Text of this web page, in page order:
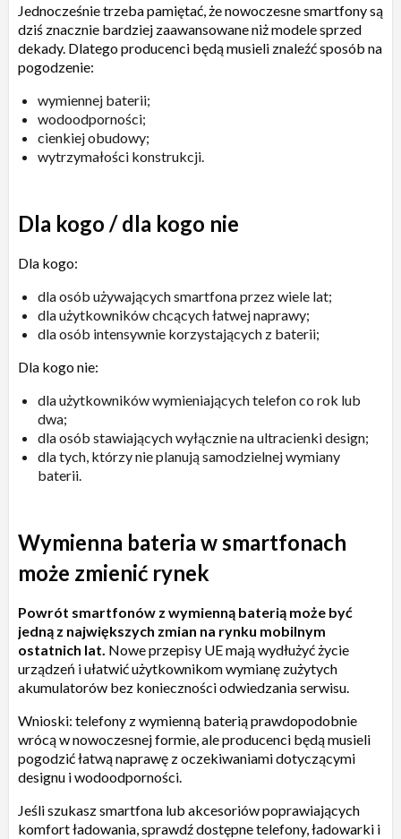
Jednocześnie trzeba pamiętać, że nowoczesne smartfony są
dziś znacznie bardziej zaawansowane niż modele sprzed
dekady. Dlatego producenci będą musieli znaleźć sposób na
pogodzenie:
wymiennej baterii;
wodoodporności;
cienkiej obudowy;
wytrzymałości konstrukcji.
Dla kogo / dla kogo nie
Dla kogo:
dla osób używających smartfona przez wiele lat;
dla użytkowników chcących łatwej naprawy;
dla osób intensywnie korzystających z baterii;
Dla kogo nie:
dla użytkowników wymieniających telefon co rok lub
dwa;
dla osób stawiających wyłącznie na ultracienki design;
dla tych, którzy nie planują samodzielnej wymiany
baterii.
Wymienna bateria w smartfonach
może zmienić rynek
Powrót smartfonów z wymienną baterią może być
jedną z największych zmian na rynku mobilnym
ostatnich lat. Nowe przepisy UE mają wydłużyć życie
urządzeń i ułatwić użytkownikom wymianę zużytych
akumulatorów bez konieczności odwiedzania serwisu.
Wnioski: telefony z wymienną baterią prawdopodobnie
wrócą w nowoczesnej formie, ale producenci będą musieli
pogodzić łatwą naprawę z oczekiwaniami dotyczącymi
designu i wodoodporności.
Jeśli szukasz smartfona lub akcesoriów poprawiających
komfort ładowania, sprawdź dostępne telefony, ładowarki i